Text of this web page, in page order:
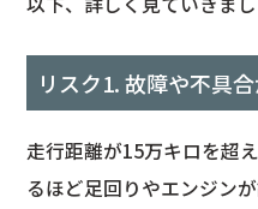
リスク1. 故障や不具
走行距離が15万キロを超
るほど足回りやエンジン